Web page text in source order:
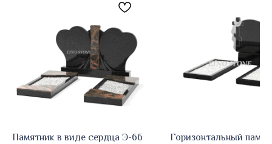
Памятник в виде сердца Э-66
Горизонтальный